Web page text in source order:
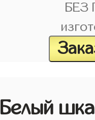
БЕЗ
Белый